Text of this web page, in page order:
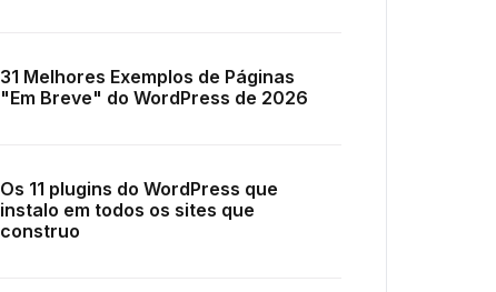
31 Melhores Exemplos de Páginas
"Em Breve" do WordPress de 2026
Os 11 plugins do WordPress que
instalo em todos os sites que
construo